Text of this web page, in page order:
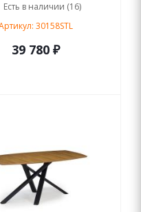
Есть в наличии (16)
30158STL
39 780 ₽